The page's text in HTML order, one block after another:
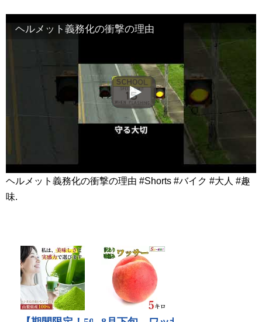
ヘルメット義務化の衝撃の理由
ヘルメット義務化の衝撃の理由 #Shorts #バイク #大人 #趣
味.